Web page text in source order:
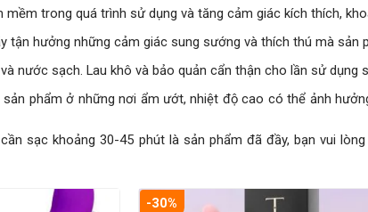
trong quá trình sử dụng và tăng cảm giác kích thích,
tận hưởng những cảm giác sung sướng và thích thú mà sản
nước sạch. Lau khô và bảo quản cẩn thận cho lần sử dụng
phẩm ở những nơi ẩm ướt, nhiệt độ cao có thể ảnh
sạc khoảng 30-45 phút là sản phẩm đã đầy, bạn vui
-30%